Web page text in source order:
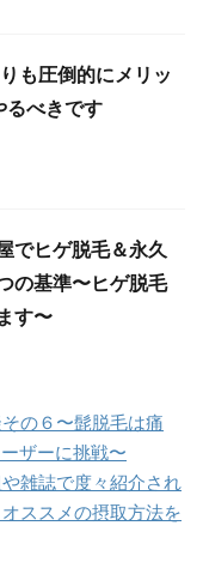
も圧倒的にメリッ
るべきです
でヒゲ脱毛＆永久
の基準〜ヒゲ脱毛
す〜
の６〜髭脱毛は痛
ザーに挑戦〜
雑誌で度々紹介され
ススメの摂取方法を